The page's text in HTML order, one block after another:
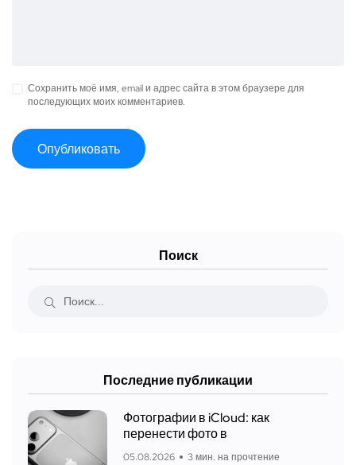
Сохранить моё имя, email и адрес сайта в этом браузере для
последующих моих комментариев.
Поиск
Последние публикации
Фотографии в iCloud: как
перенести фото в
05.08.2026 3 мин. на прочтение